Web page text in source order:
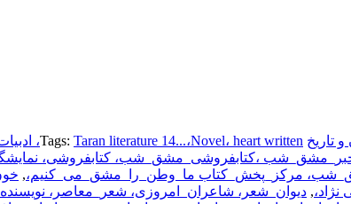
تاریخ Tags: Taran literature 14...،Novel، heart written، ادبیات،
،کتابفروشی_مشق_شب، کتابفروشی،
مرکز_پخش_کتاب ما_وطن_را_مشق_می_کنیم،,
, دیوان_شعر، شاعران_امروزی، شعر_معاصر،